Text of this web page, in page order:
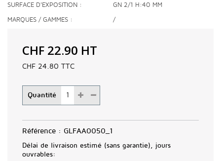
SURFACE D'EXPOSITION GN 2/1 H:40 MM
MARQUES / GAMMES /
Quantité
CHF 22.90 HT
CHF 24.80 TTC
Référence : GLFAA0050_1
Délai de livraison estimé (sans garantie), jours
ouvrables: